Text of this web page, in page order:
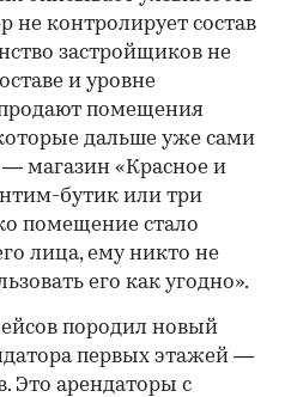
не контролирует состав
застройщиков не
и уровне
продают помещения
дальше уже сами
магазин «Красное и
бутик или три
помещение стало
лица, ему никто не
его как угодно».
породил новый
первых этажей —
Это арендаторы с